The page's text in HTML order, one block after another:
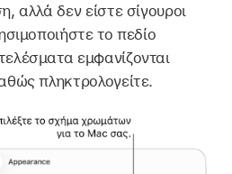
αλλά δεν είστε σίγουροι
το πεδίο
εμφανίζονται
πληκτρολογείτε.